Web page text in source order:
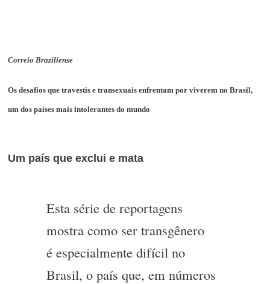
Correio Braziliense
Os desafios que travestis e transexuais enfrentam por viverem no Brasil,
um dos países mais intolerantes do mundo
Um país que exclui e mata
Esta série de reportagens
mostra como ser transgênero
é especialmente difícil no
Brasil, o país que, em números